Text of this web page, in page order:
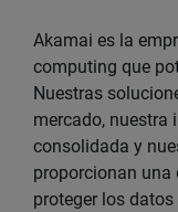
Akamai es la
computing que
Nuestras
mercado, nuestra
consolidada y
proporcionan una
proteger los